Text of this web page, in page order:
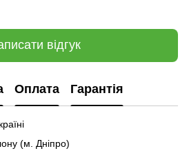
відгук
Оплата Гарантія
(м. Дніпро)